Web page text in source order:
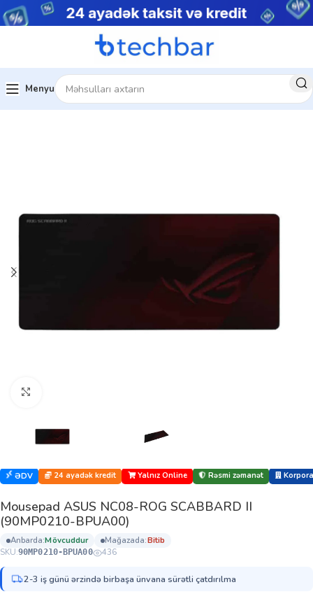
Menyu
Ev Kompüter aksesuarları Mouse Pad
ƏDV 24 ayadək kredit Yalnız Online Rəsmi zəmanət
Mousepad ASUS NC08-ROG SCABBARD II
(90MP0210-BPUA00)
anbarda: mövcuddur mağazada:
bi̇ti̇b
SKU:90MP0210-BPUA00 436
2-3 iş günü ərzində birbaşa ünvana sürətli çatdırılma